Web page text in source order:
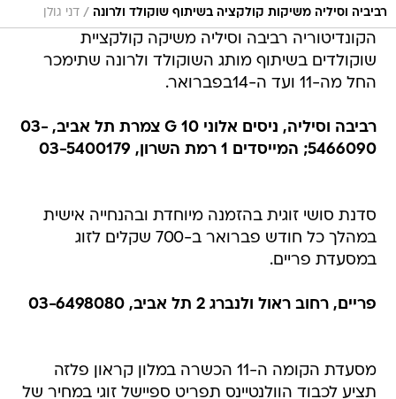
רביביה וסיליה משיקות קולקציה בשיתוף שוקולד ולרונה / דני גולן
הקונדיטוריה רביבה וסיליה משיקה קולקציית
שוקולדים בשיתוף מותג השוקולד ולרונה שתימכר
החל מה-11 ועד ה-14בפברואר.
רביבה וסיליה, ניסים אלוני 10 G צמרת תל אביב, 03-
5466090; המייסדים 1 רמת השרון, 03-5400179
סדנת סושי זוגית בהזמנה מיוחדת ובהנחייה אישית
במהלך כל חודש פברואר ב-700 שקלים לזוג
במסעדת פריים.
פריים, רחוב ראול ולנברג 2 תל אביב, 03-6498080
מסעדת הקומה ה-11 הכשרה במלון קראון פלזה
תציע לכבוד הוולנטיינס תפריט ספיישל זוגי במחיר של